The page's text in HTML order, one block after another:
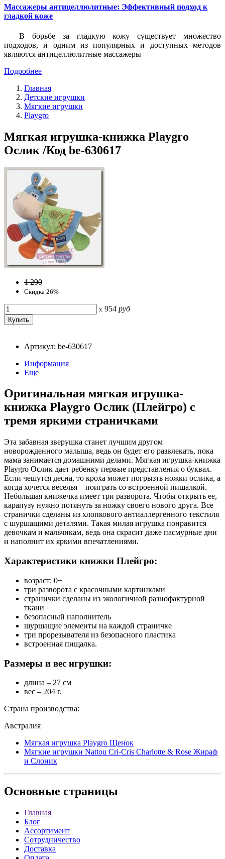
Массажеры антицеллюлитные: Эффективный подход к
гладкой коже
В борьбе за гладкую кожу существует множество
подходов, и одним из популярных и доступных методов
являются антицеллюлитные массажеры
Подробнее
Главная
Детские игрушки
Мягкие игрушки
Playgro
Мягкая игрушка-книжка Playgro
Ослик /Код be-630617
1 290
Скидка 26%
x 954 руб
Артикул: be-630617
Информация
Еще
Оригинальная мягкая игрушка-
книжка Playgro Ослик (Плейгро) с
тремя яркими страничками
Эта забавная зверушка станет лучшим другом
новорожденного малыша, ведь он будет его развлекать, пока
мама занимается домашними делами. Мягкая игрушка-книжка
Playgro Ослик дает ребенку первые представления о буквах.
Если чешутся десна, то кроха может погрызть ножки ослика, а
когда хочется веселья – поиграть со встроенной пищалкой.
Небольшая книжечка имеет три разворота. Чтобы открыть ее,
карапузу нужно потянуть за ножку своего нового друга. Все
странички сделаны из хлопкового антиаллергенного текстиля
с шуршащими деталями. Такая милая игрушка понравится
девочкам и мальчикам, ведь она скрасит даже пасмурные дни
и наполнит их яркими впечатлениями.
Характеристики книжки Плейгро:
возраст: 0+
три разворота с красочными картинками
странички сделаны из экологичной разнофактурной
ткани
безопасный наполнитель
шуршащие элементы на каждой страничке
три прорезывателя из безопасного пластика
встроенная пищалка.
Размеры и вес игрушки:
длина – 27 см
вес – 204 г.
Страна производства:
Австралия
Мягкая игрушка Playgro Щенок
Мягкие игрушки Nattou Cri-Cris Charlotte & Rose Жираф
и Слоник
Основные страницы
Главная
Блог
Ассортимент
Сотрудничество
Доставка